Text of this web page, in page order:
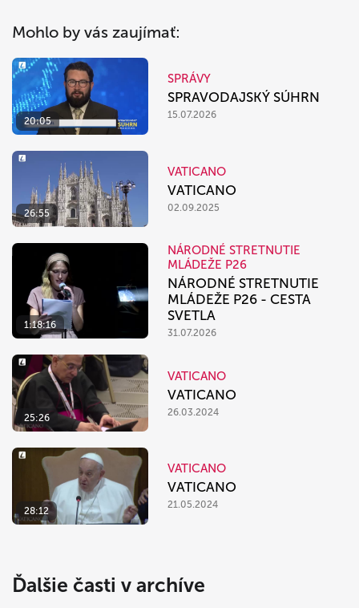
Mohlo by vás zaujímať:
20:05
SPRÁVY
SPRAVODAJSKÝ SÚHRN
15.07.2026
26:55
VATICANO
VATICANO
02.09.2025
1:18:16
NÁRODNÉ STRETNUTIE
MLÁDEŽE P26
NÁRODNÉ STRETNUTIE
MLÁDEŽE P26 - CESTA
SVETLA
31.07.2026
25:26
VATICANO
VATICANO
26.03.2024
28:12
VATICANO
VATICANO
21.05.2024
Ďalšie časti v archíve